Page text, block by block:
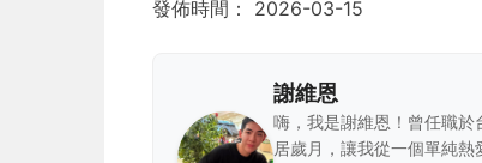
發佈時間： 2026-03-15
謝維恩
嗨，我是謝維恩！曾任職
居歲月，讓我從一個單純熱